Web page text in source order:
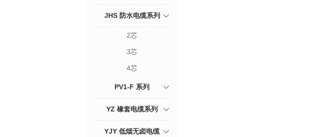
JHS 防水电缆系列
2芯
3芯
4芯
PV1-F 系列
YZ 橡套电缆系列
YJY 低烟无卤电缆